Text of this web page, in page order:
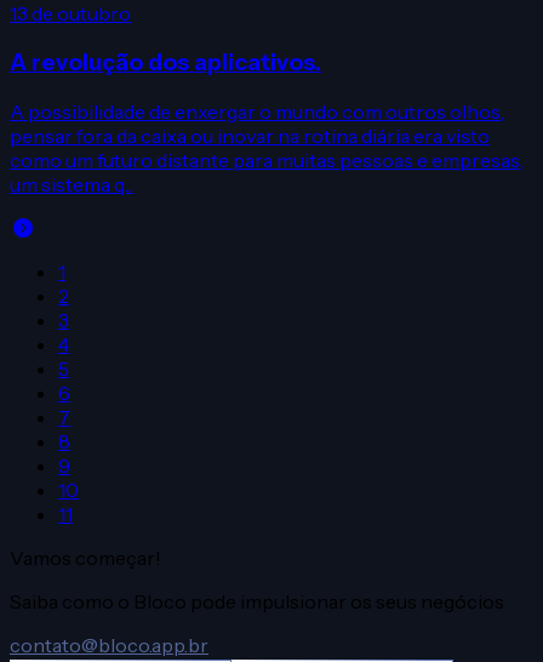
13 de outubro
A revolução dos aplicativos.
A possibilidade de enxergar o mundo com outros olhos,
pensar fora da caixa ou inovar na rotina diária era visto
como um futuro distante para muitas pessoas e empresas,
um sistema q...
1
2
3
4
5
6
7
8
9
10
11
Vamos começar!
Saiba como o Bloco pode impulsionar os seus negócios
contato@bloco.app.br